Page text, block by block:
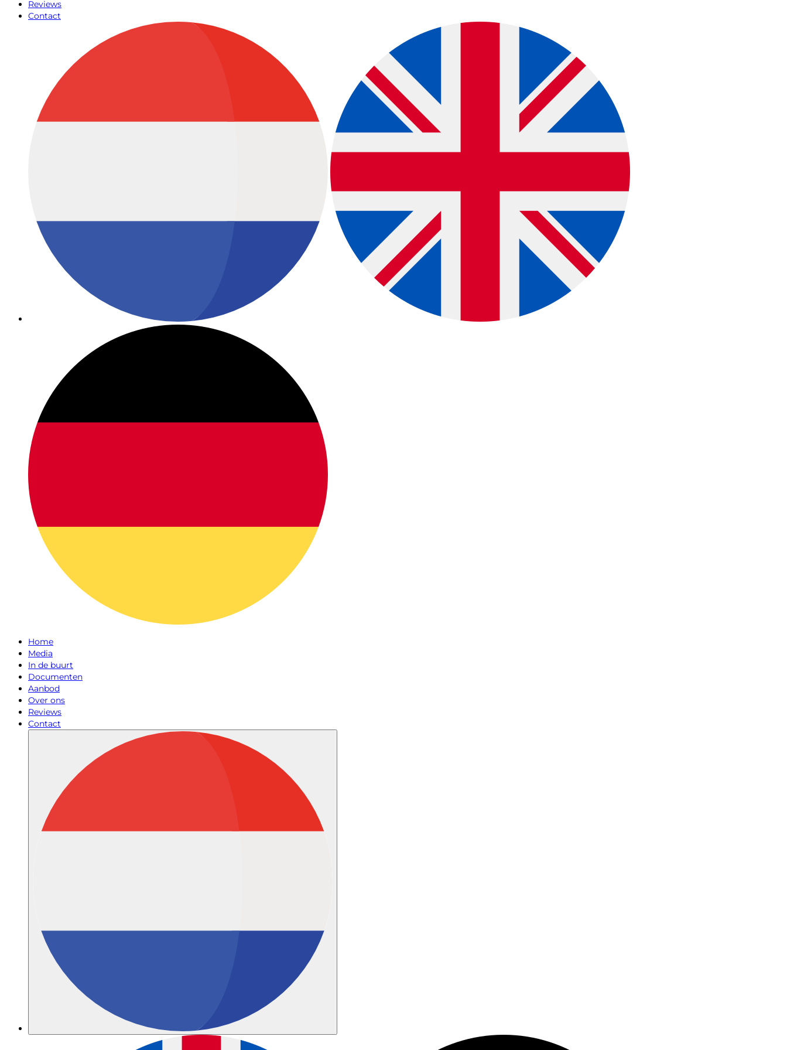
Reviews
Contact
Home
Media
In de buurt
Documenten
Aanbod
Over ons
Reviews
Contact